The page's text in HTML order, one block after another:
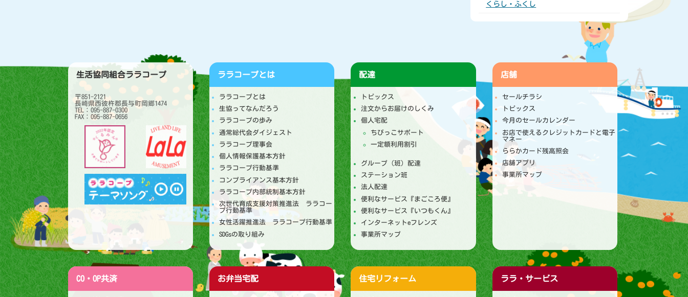
くらし・ふくし
生活協同組合ララコープ
〒851-2121
長崎県西彼杵郡長与町岡郷1474
TEL：095-887-0300
FAX：095-887-0656
ララコープとは
ララコープとは
生協ってなんだろう
ララコープの歩み
通常総代会ダイジェスト
ララコープ理事会
個人情報保護基本方針
ララコープ行動基準
コンプライアンス基本方針
ララコープ内部統制基本方針
次世代育成支援対策推進法 ララコー
プ行動基準
女性活躍推進法 ララコープ行動基準
SDGsの取り組み
配達
トピックス
注文からお届けのしくみ
個人宅配
ちびっこサポート
一定額利用割引
グループ（班）配達
ステーション班
法人配達
便利なサービス『まごころ便』
便利なサービス『いつもくん』
インターネットeフレンズ
事業所マップ
店舗
セールチラシ
トピックス
今月のセールカレンダー
お店で使えるクレジットカードと電子
マネー
ららかカード残高照会
店舗アプリ
事業所マップ
CO・OP共済 お弁当宅配 住宅リフォーム ララ・サービス